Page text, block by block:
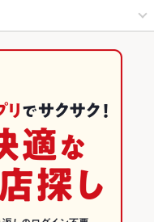
ンキング
ンキング